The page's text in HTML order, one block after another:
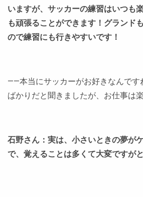
いますが、サッカーの練習はいつも
も頑張ることができます！グランド
ので練習にも行きやすいです！
――本当にサッカーがお好きなんです
ばかりだと聞きましたが、お仕事は
石野さん：実は、小さいときの夢が
で、覚えることは多くて大変ですが